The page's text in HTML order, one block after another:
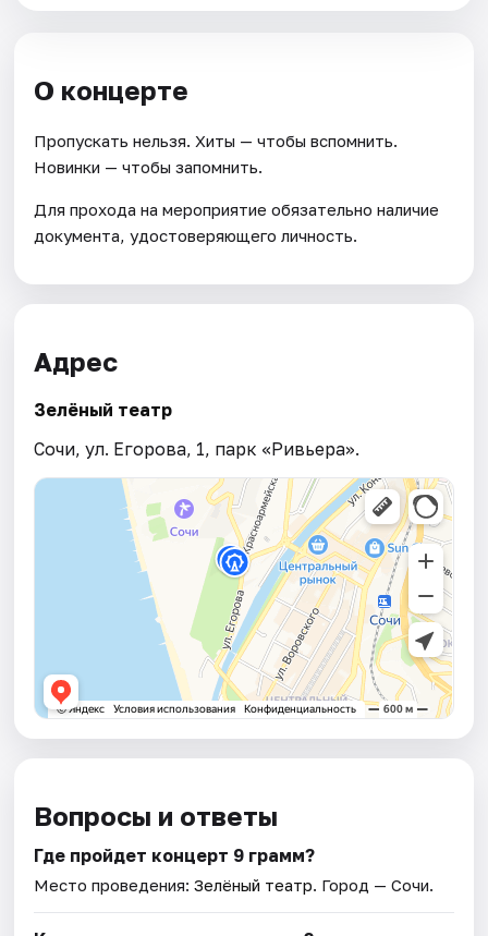
О концерте
Пропускать нельзя. Хиты — чтобы вспомнить.
Новинки — чтобы запомнить.
Для прохода на мероприятие обязательно наличие
документа, удостоверяющего личность.
Адрес
Зелёный театр
Сочи, ул. Егорова, 1, парк «Ривьера».
Вопросы и ответы
Где пройдет концерт 9 грамм?
Место проведения:Зелёный театр. Город — Сочи.